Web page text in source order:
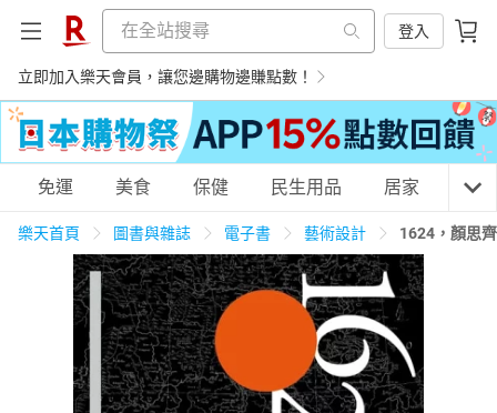
登入
立即加入樂天會員，讓您邊購物邊賺點數！
購物網分類
天天免運 美食蛋糕 養生保健 民生用品
居家生活 3C家電 運動休閒 親子玩具
免運 美食 保健 民生用品 居家 3C
樂天首頁 圖書與雜誌 電子書 藝術設計 1624，顏思